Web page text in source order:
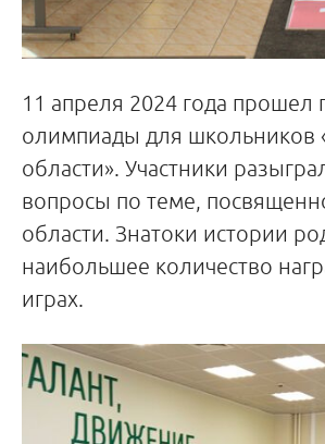
11 апреля 2024 года
олимпиады для школьников
области». Участники
вопросы по теме,
области. Знатоки истории
наибольшее количество
играх.